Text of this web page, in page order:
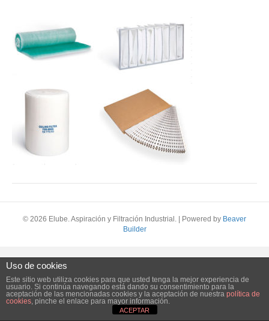
© 2026 Elube. Aspiración y Filtración Industrial. Powered by Beaver
Builder
Uso de cookies
Este sitio web utiliza cookies para que usted tenga la mejor experiencia de
usuario. Si continúa navegando está dando su consentimiento para la
aceptación de las mencionadas cookies y la aceptación de nuestra política de
cookies, pinche el enlace para mayor información.
ACEPTAR